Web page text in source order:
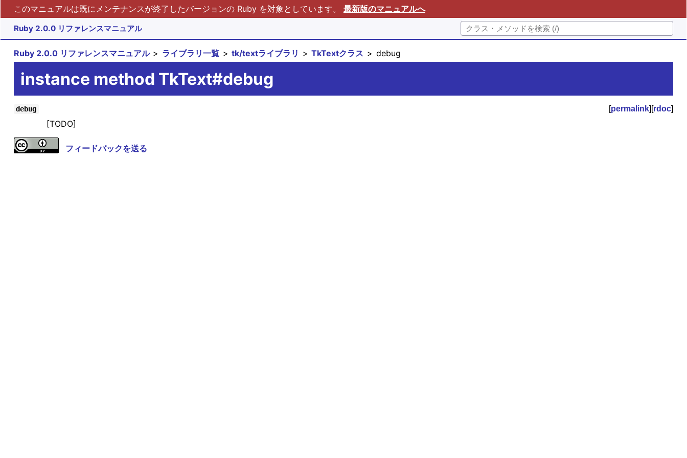
このマニュアルは既にメンテナンスが終了したバージョンの Ruby を対象としています。 最新版のマニュアルへ
Ruby 2.0.0 リファレンスマニュアル
Ruby 2.0.0 リファレンスマニュアル ライブラリ一覧 tk/textライブラリ TkTextクラス debug
instance method TkText#debug
debug [permalink][rdoc]
[TODO]
フィードバックを送る